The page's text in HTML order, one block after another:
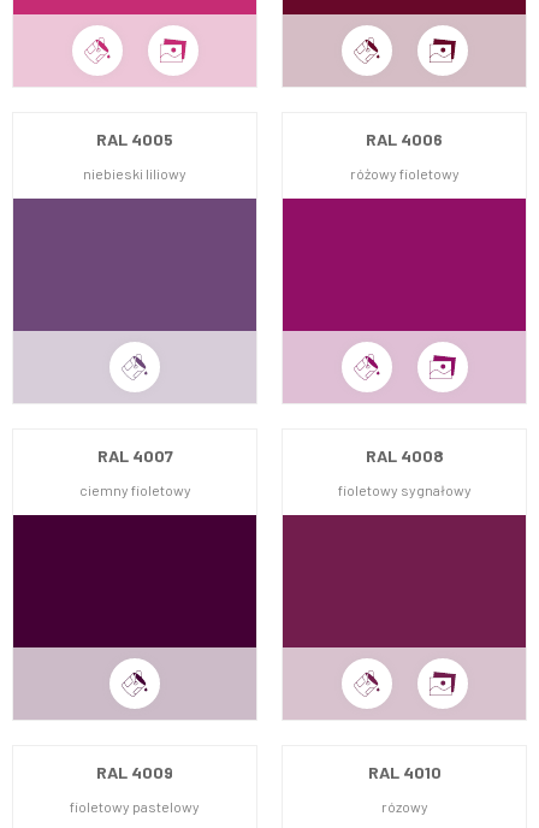
RAL 4005
niebieski liliowy
RAL 4006
różowy fioletowy
RAL 4007
ciemny fioletowy
RAL 4008
fioletowy sygnałowy
RAL 4009
fioletowy pastelowy
RAL 4010
rózowy